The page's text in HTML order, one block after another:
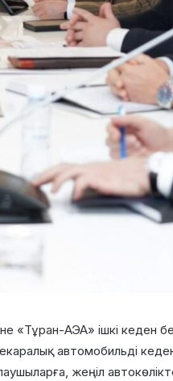
«Тұран-АЭА» ішкі кеден
автомобильді
жеңіл